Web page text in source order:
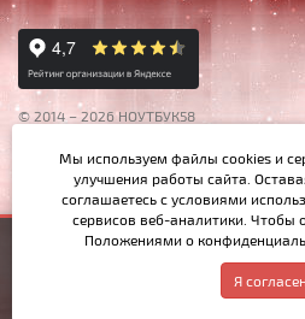
1 000р.
Обратный
© 2014 – 2026 НОУТБУК58
материалы и цены на сайте не
определяемой Ст.437 ГК РФ.
Написать в
Мы используем файлы cookies и
улучшения работы сайта.
соглашаетесь с условиями
сервисов веб-аналитики. Чтобы
Положениями о
Я согласен